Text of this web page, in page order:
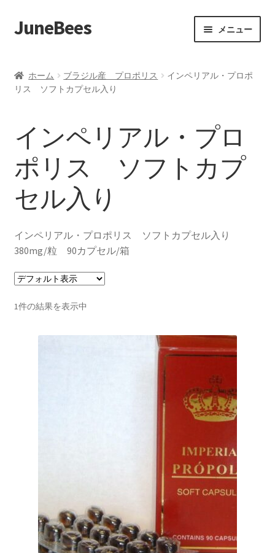
ナ
ビ
ー
シ
キ
ッ
プ
コ
ン
ン
ツ
プ
JuneBees メニュー
ショップ
マイアカウント
支払い
注文とお支払いについて
カード払い
食に関してのニュース・情報
医療に関してのニュース・情報
ホーム ブラジル産 プロポリス
インペリアル・プロポ
リス ソフトカプセル入り
インペリアル・プロ
ポリス ソフトカプ
セル入り
インペリアル・プロポリス ソフトカプセル入り
380mg/粒 90カプセル/箱
1件の結果を表示中